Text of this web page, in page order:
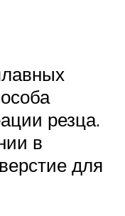
резца.
в
для